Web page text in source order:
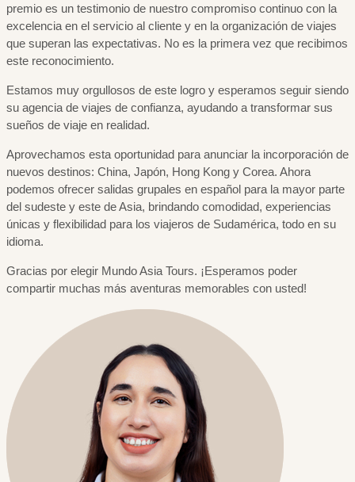
premio es un testimonio de nuestro compromiso continuo con la
excelencia en el servicio al cliente y en la organización de viajes
que superan las expectativas. No es la primera vez que recibimos
este reconocimiento.
Estamos muy orgullosos de este logro y esperamos seguir siendo
su agencia de viajes de confianza, ayudando a transformar sus
sueños de viaje en realidad.
Aprovechamos esta oportunidad para anunciar la incorporación de
nuevos destinos: China, Japón, Hong Kong y Corea. Ahora
podemos ofrecer salidas grupales en español para la mayor parte
del sudeste y este de Asia, brindando comodidad, experiencias
únicas y flexibilidad para los viajeros de Sudamérica, todo en su
idioma.
Gracias por elegir Mundo Asia Tours. ¡Esperamos poder
compartir muchas más aventuras memorables con usted!